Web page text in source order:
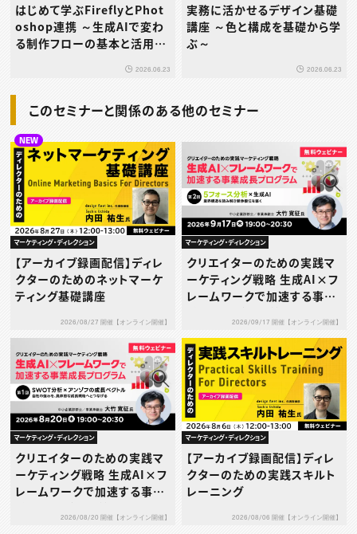
はじめて学ぶFireflyとPhot
oshop連携 ～生成AIで変わ
る制作フローの基本と活用ポ
2026.06.23
実務に活かせるデザイン基礎
講座 ～色と構成を基礎から学
ぶ～
2026.06.23
このセミナーと関係のある他のセミナー
NEW
マーケティング・ディレクション
【アーカイブ録画配信】ディレ
クターのためのネットマーケ
ティング基礎講座
2026/08/27 開催【オンライン開催】
マーケティング・ディレクション
クリエイターのための実践マ
ーケティング戦略 生成AI×フ
レームワークで加速する事業
ース分析×生成AI ― 業界構
造を読み解き競争優位を築く
―
2026/09/17 開催【オンライン開催】
マーケティング・ディレクション
クリエイターのための実践マ
ーケティング戦略 生成AI×フ
レームワークで加速する事業
T分析 × アンゾフの成長ベク
2026/08/20 開催【オンライン開催】
マーケティング・ディレクション
【アーカイブ録画配信】ディレ
クターのための実践スキルト
レーニング
2026/08/06 開催【オンライン開催】